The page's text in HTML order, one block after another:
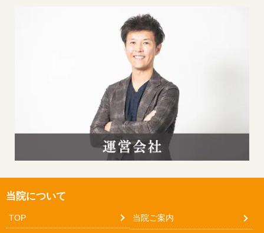
当院について
TOP 当院ご案内